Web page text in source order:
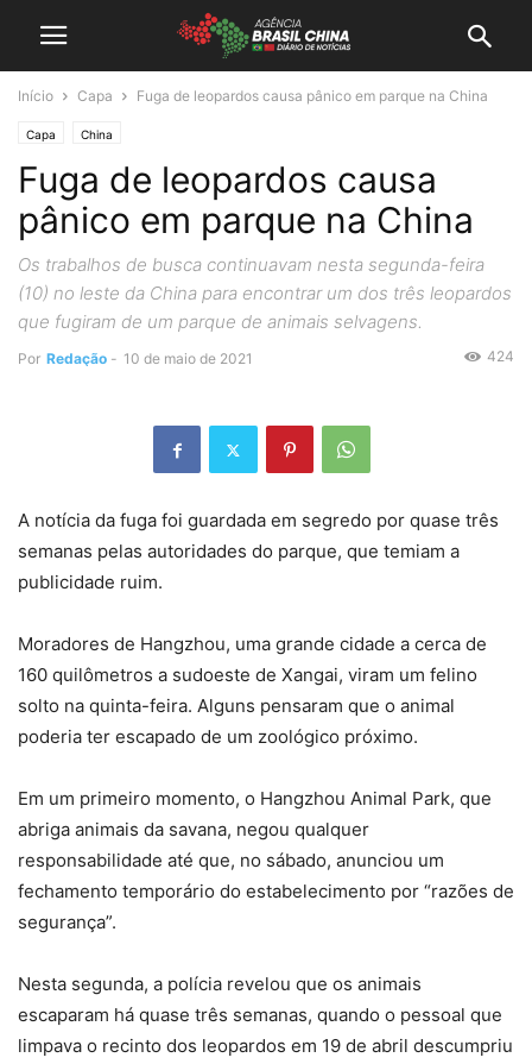
Início Capa Fuga de leopardos causa pânico em parque na China
Capa China
Fuga de leopardos causa
pânico em parque na China
Os trabalhos de busca continuavam nesta segunda-feira
(10) no leste da China para encontrar um dos três leopardos
que fugiram de um parque de animais selvagens.
Por Redação - 10 de maio de 2021 424
A notícia da fuga foi guardada em segredo por quase três
semanas pelas autoridades do parque, que temiam a
publicidade ruim.
Moradores de Hangzhou, uma grande cidade a cerca de
160 quilômetros a sudoeste de Xangai, viram um felino
solto na quinta-feira. Alguns pensaram que o animal
poderia ter escapado de um zoológico próximo.
Em um primeiro momento, o Hangzhou Animal Park, que
abriga animais da savana, negou qualquer
responsabilidade até que, no sábado, anunciou um
fechamento temporário do estabelecimento por “razões de
segurança”.
Nesta segunda, a polícia revelou que os animais
escaparam há quase três semanas, quando o pessoal que
limpava o recinto dos leopardos em 19 de abril descumpriu